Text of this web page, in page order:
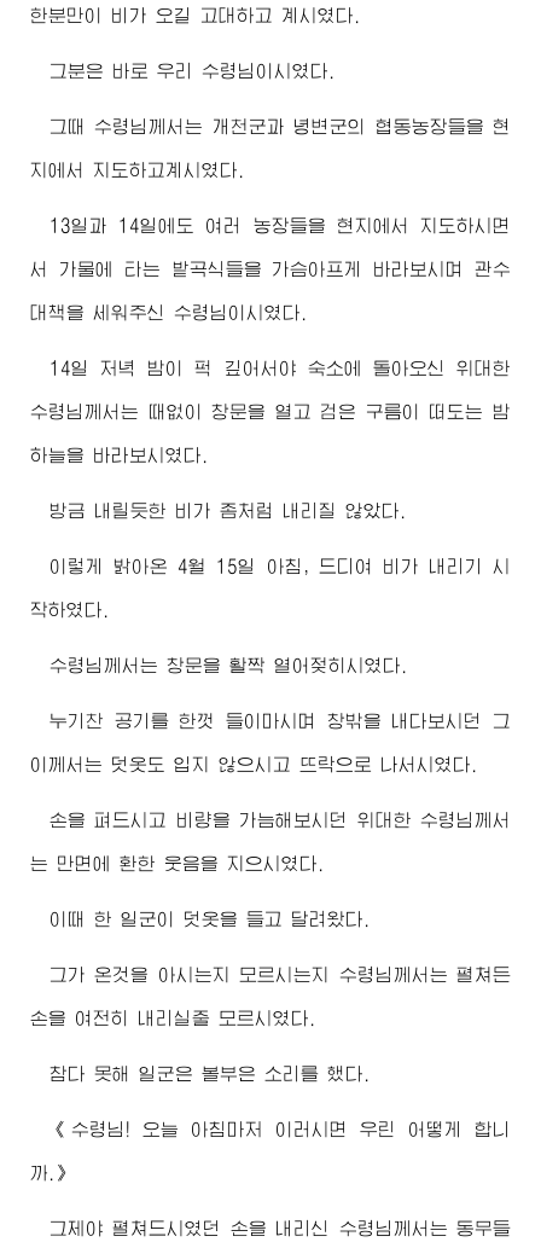
한분만이 비가 오길 고대하고 계시였다.
그분은 바로 우리 수령님 이시였다.
그때 수령님 께서는 개천군과 녕변군의 협동농장들을 현
지에서 지도하고계시였다.
13일과 14일에도 여러 농장들을 현지에서 지도하시면
서 가물에 타는 밭곡식들을 가슴아프게 바라보시며 관수
대책을 세워주신 수령님 이시였다.
14일 저녁 밤이 퍽 깊어서야 숙소에 돌아오신 위대한
수령님 께서는 때없이 창문을 열고 검은 구름이 떠도는 밤
하늘을 바라보시였다.
방금 내릴듯한 비가 좀처럼 내리질 않았다.
이렇게 밝아온 4월 15일 아침, 드디여 비가 내리기 시
작하였다.
수령님 께서는 창문을 활짝 열어젖히시였다.
누기찬 공기를 한껏 들이마시며 창밖을 내다보시던 그
이께서는 덧옷도 입지 않으시고 뜨락으로 나서시였다.
손을 펴드시고 비량을 가늠해보시던 위대한 수령님 께서
는 만면에 환한 웃음을 지으시였다.
이때 한 일군이 덧옷을 들고 달려왔다.
그가 온것을 아시는지 모르시는지 수령님 께서는 펼쳐든
손을 여전히 내리실줄 모르시였다.
참다 못해 일군은 볼부은 소리를 했다.
《 수령님 ! 오늘 아침마저 이러시면 우린 어떻게 합니
까.》
그제야 펼쳐드시였던 손을 내리신 수령님 께서는 동무들